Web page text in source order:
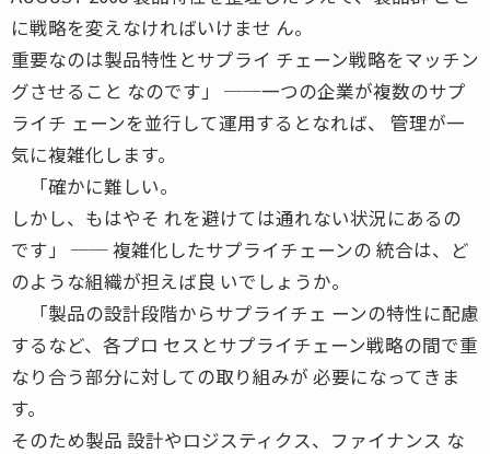
に戦略を変えなければいけませ ん。
重要なのは製品特性とサプライ チェーン戦略をマッチン
グさせること なのです」 ──一つの企業が複数のサプ
ライチ ェーンを並行して運用するとなれば、 管理が一
気に複雑化します。
「確かに難しい。
しかし、もはやそ れを避けては通れない状況にあるの
です」 ── 複雑化したサプライチェーンの 統合は、ど
のような組織が担えば良 いでしょうか。
「製品の設計段階からサプライチェ ーンの特性に配慮
するなど、各プロ セスとサプライチェーン戦略の間で重
なり合う部分に対しての取り組みが 必要になってきま
す。
そのため製品 設計やロジスティクス、ファイナンス な